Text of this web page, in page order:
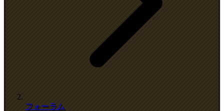
フォーラム